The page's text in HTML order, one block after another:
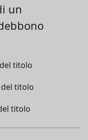
un
titolo
titolo
titolo